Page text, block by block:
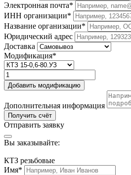
Электронная почта*
ИНН организации*
Название организации*
Юридический адрес
Доставка
Модификация*
Добавить модификацию
Дополнительная информация
Получить счёт
Отправить заявку
Вы заказывайте:
КТЗ резьбовые
Имя*